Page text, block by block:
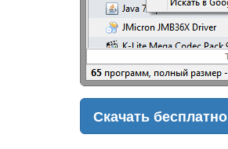
Скачать бесплатно